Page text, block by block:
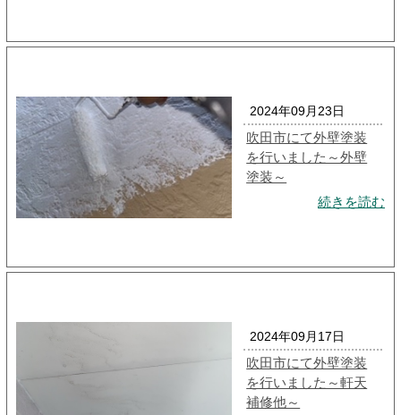
2024年09月23日
吹田市にて外壁塗装
を行いました～外壁
塗装～
続きを読む
2024年09月17日
吹田市にて外壁塗装
を行いました～軒天
補修他～